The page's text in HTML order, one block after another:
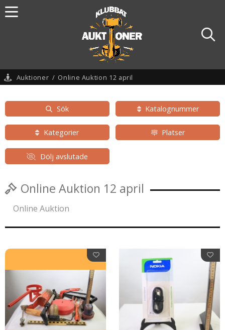
Auktioner / Online Auktion 12 april
Sök Katalognummer
Kategorier Platser
Dölj avslutade
Online Auktion 12 april
Online Auktion